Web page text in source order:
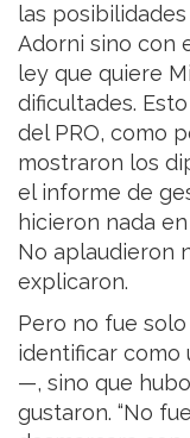
las
Adorni sino con
ley que quiere
dificultades.
del PRO, como
mostraron los
el informe de
hicieron nada
No aplaudieron
explicaron.
Pero no fue
identificar como
—, sino que
gustaron. “No